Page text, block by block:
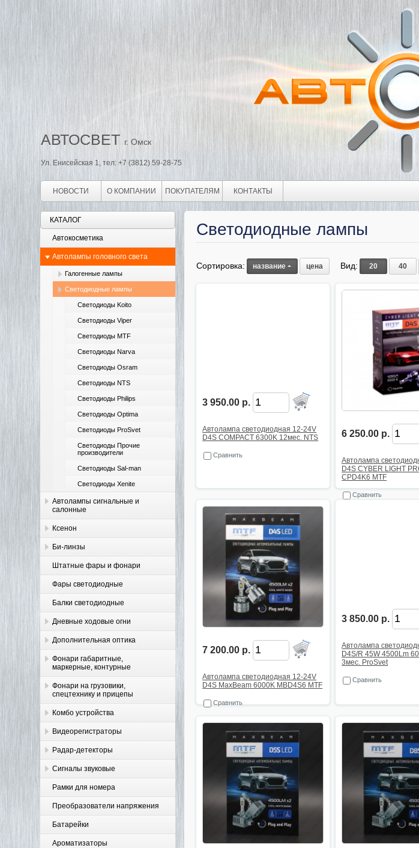
АВТОСВЕТ г. Омск
Ул. Енисейская 1, тел: +7 (3812) 59-28-75
НОВОСТИ О КОМПАНИИ ПОКУПАТЕЛЯМ КОНТАКТЫ
КАТАЛОГ
Автокосметика
Автолампы головного света
Галогенные лампы
Светодиодные лампы
Светодиоды Koito
Светодиоды Viper
Светодиоды MTF
Светодиоды Narva
Светодиоды Osram
Светодиоды NTS
Светодиоды Philips
Светодиоды Optima
Светодиоды ProSvet
Светодиоды Прочие
производители
Светодиоды Sal-man
Светодиоды Xenite
Автолампы сигнальные и
салонные
Ксенон
Би-линзы
Штатные фары и фонари
Фары светодиодные
Балки светодиодные
Дневные ходовые огни
Дополнительная оптика
Фонари габаритные,
маркерные, контурные
Фонари на грузовики,
спецтехнику и прицепы
Комбо устройства
Видеорегистраторы
Радар-детекторы
Сигналы звуковые
Рамки для номера
Преобразователи напряжения
Батарейки
Ароматизаторы
Светодиодные лампы
Сортировка: название цена Вид: 20 40
3 950.00 р.
Автолампа светодиодная 12-24V
D4S COMPACT 6300K 12мес. NTS
Сравнить
6 250.00 р.
Автолампа
D4S CYBER LIGHT
CPD4K6 MTF
Сравнить
7 200.00 р.
Автолампа светодиодная 12-24V
D4S MaxBeam 6000K MBD4S6 MTF
Сравнить
3 850.00 р.
Автолампа
D4S/R 45W 4500Lm
3мес. ProSvet
Сравнить